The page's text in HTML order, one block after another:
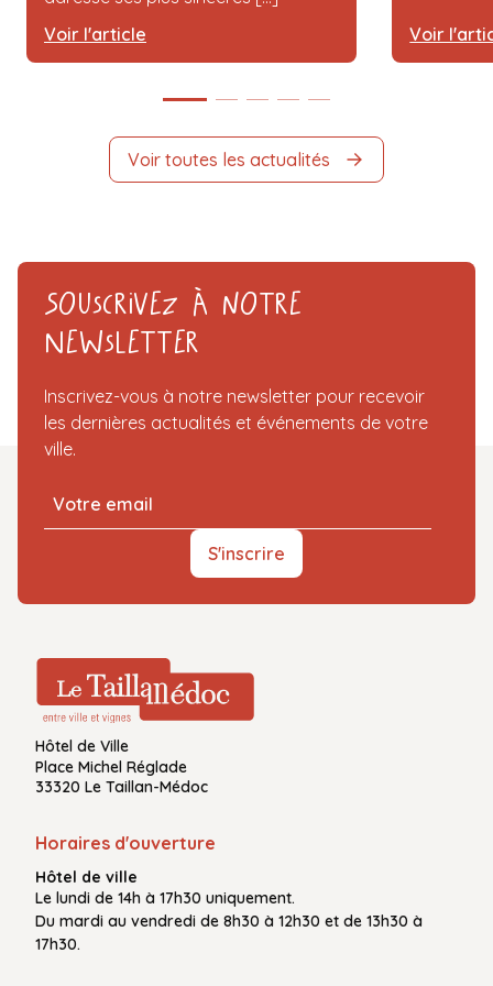
Voir l'article
Voir
Voir toutes les actualités
Souscrivez à notre
Newsletter
Inscrivez-vous à notre newsletter pour recevoir
les dernières actualités et événements de votre
ville.
S'inscrire
Hôtel de Ville
Place Michel Réglade
33320 Le Taillan-Médoc
Horaires d'ouverture
Hôtel de ville
Le lundi de 14h à 17h30 uniquement.
Du mardi au vendredi de 8h30 à 12h30 et de 13h30 à
17h30.